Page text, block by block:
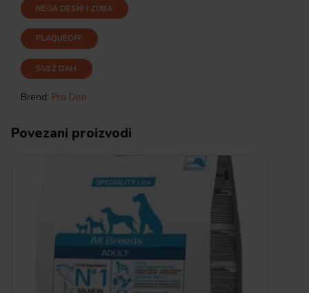
NEGA DESNI I ZUBA
PLAQUEOFF
SVEŽ DAH
Brend: Pro Den
Povezani proizvodi